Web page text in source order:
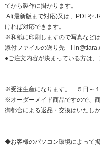
てから製作に掛かります。
.AI(最新版まで対応)又は、PDFや
ければ対応できます。
※和紙に印刷しますので写真など
添付ファイルの送り先 i-
●ご注文内容が決まっている方は、
※受注生産になります。 ５日～１
※オーダーメイド商品ですので、
御都合による返品・交換はいたし
◆お客様のパソコン環境によって